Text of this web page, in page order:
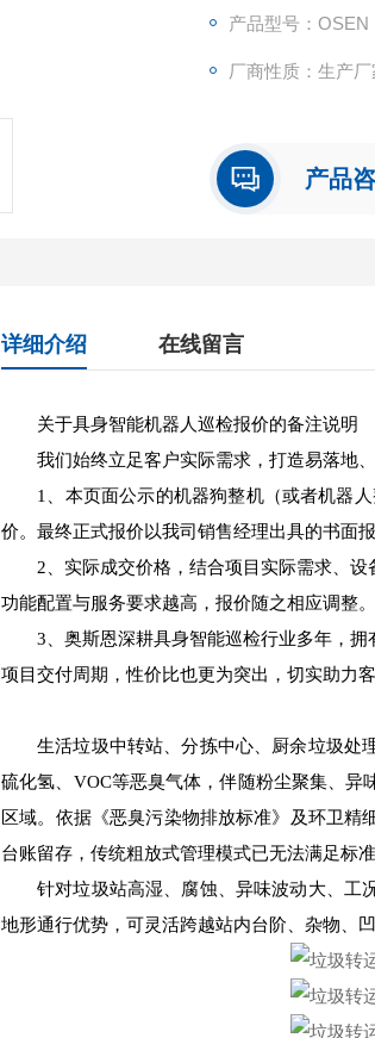
产品型号：OSEN
厂商性质：生产厂
产品
详细介绍 在线留言
关于具身智能机器人巡检报价的备注说明
我们始终立足客户实际需求，打造易落地
1、本页面公示的机器狗整机（或者机器
价。最终正式报价以我司销售经理出具的书面
2、实际成交价格，结合项目实际需求、
功能配置与服务要求越高，报价随之相应调整。
3、奥斯恩深耕具身智能巡检行业多年，
项目交付周期，性价比也更为突出，切实助力客
生活垃圾中转站、分拣中心、厨余垃圾处
硫化氢、VOC等恶臭气体，伴随粉尘聚集、
区域。依据《恶臭污染物排放标准》及环卫
台账留存，传统粗放式管理模式已无法满足标
针对垃圾站高湿、腐蚀、异味波动大、工
地形通行优势，可灵活跨越站内台阶、杂物、